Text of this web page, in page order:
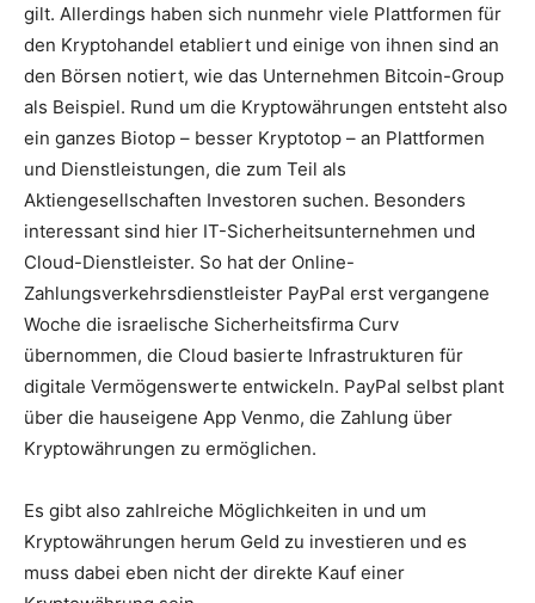
gilt. Allerdings haben sich nunmehr viele Plattformen für
den Kryptohandel etabliert und einige von ihnen sind an
den Börsen notiert, wie das Unternehmen Bitcoin-Group
als Beispiel. Rund um die Kryptowährungen entsteht also
ein ganzes Biotop – besser Kryptotop – an Plattformen
und Dienstleistungen, die zum Teil als
Aktiengesellschaften Investoren suchen. Besonders
interessant sind hier IT-Sicherheitsunternehmen und
Cloud-Dienstleister. So hat der Online-
Zahlungsverkehrsdienstleister PayPal erst vergangene
Woche die israelische Sicherheitsfirma Curv
übernommen, die Cloud basierte Infrastrukturen für
digitale Vermögenswerte entwickeln. PayPal selbst plant
über die hauseigene App Venmo, die Zahlung über
Kryptowährungen zu ermöglichen.
Es gibt also zahlreiche Möglichkeiten in und um
Kryptowährungen herum Geld zu investieren und es
muss dabei eben nicht der direkte Kauf einer